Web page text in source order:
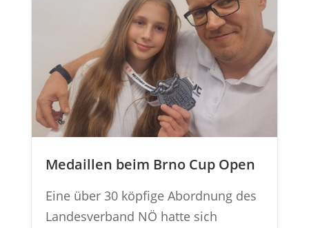
Medaillen beim Brno Cup Open
Eine über 30 köpfige Abordnung des
Landesverband NÖ hatte sich